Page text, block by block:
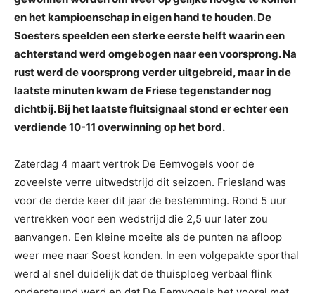
en het kampioenschap in eigen hand te houden. De
Soesters speelden een sterke eerste helft waarin een
achterstand werd omgebogen naar een voorsprong. Na
rust werd de voorsprong verder uitgebreid, maar in de
laatste minuten kwam de Friese tegenstander nog
dichtbij. Bij het laatste fluitsignaal stond er echter een
verdiende 10-11 overwinning op het bord.
Zaterdag 4 maart vertrok De Eemvogels voor de
zoveelste verre uitwedstrijd dit seizoen. Friesland was
voor de derde keer dit jaar de bestemming. Rond 5 uur
vertrekken voor een wedstrijd die 2,5 uur later zou
aanvangen. Een kleine moeite als de punten na afloop
weer mee naar Soest konden. In een volgepakte sporthal
werd al snel duidelijk dat de thuisploeg verbaal flink